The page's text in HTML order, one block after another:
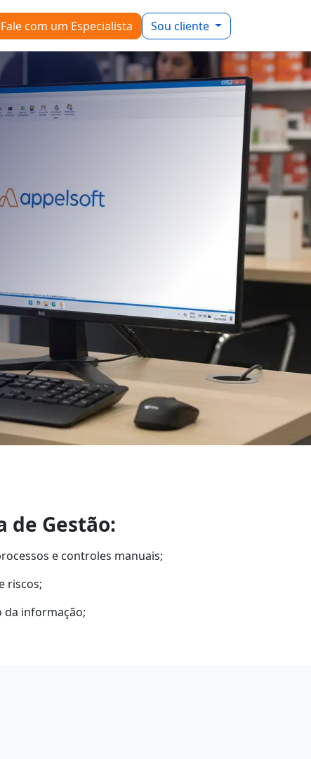
Fale com um Especialista Sou cliente
de Gestão:
e controles manuais;
riscos;
da informação;